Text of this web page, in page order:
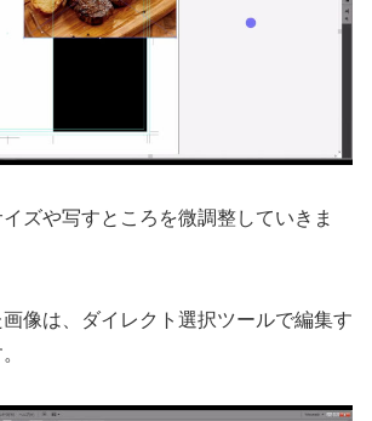
ズや写すところを微調整していきま
像は、ダイレクト選択ツールで編集す